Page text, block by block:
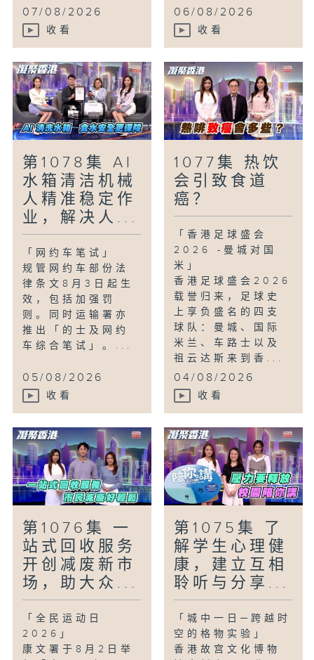
07/08/2026
收看
06/08/2026
收看
第1078集 AI
水箱清洁机械
人精准稳定作
业，解决人...
「网约车笔试」
规管网约车部份法
律条文8月3日起生
效，包括加强罚
则。同时运输署亦
推出「的士及网约
车综合笔试」。...
05/08/2026
收看
1077集 热饮
会引致食道
癌？
「香港足球盛会
2026 -曼城对国
米」
香港足球盛会2026
载誉归来，足球史
上享负盛名的四支
球队：曼城、国际
米兰、车路士以及
祖云达斯来到香...
04/08/2026
收看
第1076集 一
站式回收服务
开创减废新市
场，助大众...
「全民运动日
2026」
康文署于8月2日举
第1075集 了
解学生心理健
康，建立互相
聆听与分享...
「城中一日─跨越时
空的格物实验」
香港故宫文化博物